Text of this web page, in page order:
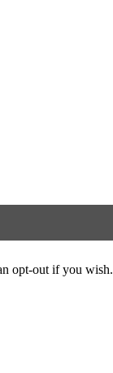
opt-out if you wish.